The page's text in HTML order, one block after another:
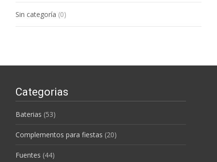
Sin categoría (0)
Categorias
Baterias (53)
Complementos para fiestas (20)
Fuentes (44)